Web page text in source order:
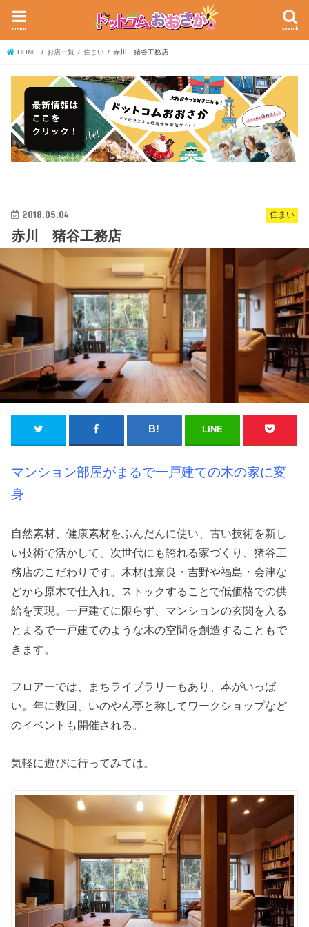
search
menu
HOME お店一覧 住まい 赤川 猪谷工務店
住まい
2018.05.04
赤川 猪谷工務店
LINE
マンション部屋がまるで一戸建ての木の家に変
身
自然素材、健康素材をふんだんに使い、古い技術を新し
い技術で活かして、次世代にも誇れる家づくり、猪谷工
務店のこだわりです。木材は奈良・吉野や福島・会津な
どから原木で仕入れ、ストックすることで低価格での供
給を実現。一戸建てに限らず、マンションの玄関を入る
とまるで一戸建てのような木の空間を創造することもで
きます。
フロアーでは、まちライブラリーもあり、本がいっぱ
い。年に数回、いのやん亭と称してワークショップなど
のイベントも開催される。
気軽に遊びに行ってみては。